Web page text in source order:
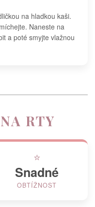
na hladkou kaši.
Naneste na
a poté smyjte vlažnou
RTY
⭐
Snadné
OBTÍŽNOST